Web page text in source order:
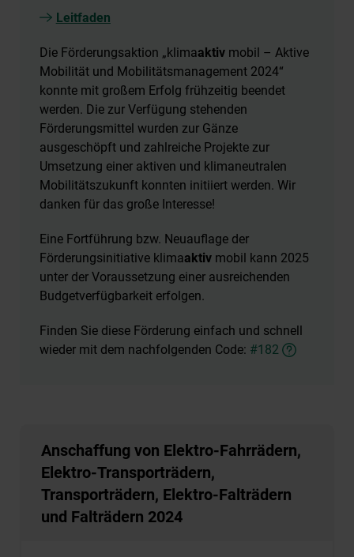
Leitfaden
Die Förderungsaktion „klimaaktiv mobil – Aktive
Mobilität und Mobilitätsmanagement 2024“
konnte mit großem Erfolg frühzeitig beendet
werden. Die zur Verfügung stehenden
Förderungsmittel wurden zur Gänze
ausgeschöpft und zahlreiche Projekte zur
Umsetzung einer aktiven und klimaneutralen
Mobilitätszukunft konnten initiiert werden. Wir
danken für das große Interesse!
Eine Fortführung bzw. Neuauflage der
Förderungsinitiative klimaaktiv mobil kann 2025
unter der Voraussetzung einer ausreichenden
Budgetverfügbarkeit erfolgen.
Finden Sie diese Förderung einfach und schnell
wieder mit dem nachfolgenden Code: #182
Anschaffung von Elektro-Fahrrädern,
Elektro-Transporträdern,
Transporträdern, Elektro-Falträdern
und Falträdern 2024